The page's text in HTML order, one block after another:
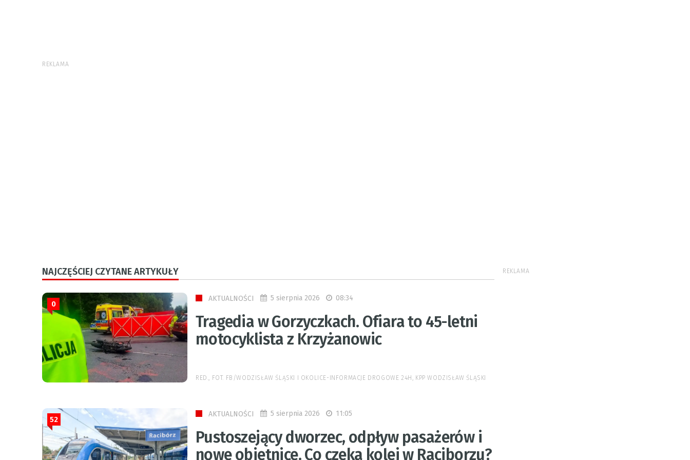
REKLAMA
NAJCZĘŚCIEJ CZYTANE ARTYKUŁY
AKTUALNOŚCI 5 sierpnia 2026 08:34
Tragedia w Gorzyczkach. Ofiara to 45-letni
motocyklista z Krzyżanowic
0
RED., FOT. FB/WODZISŁAW ŚLĄSKI I OKOLICE-INFORMACJE DROGOWE 24H, KPP WODZISŁAW ŚLĄSKI
AKTUALNOŚCI 5 sierpnia 2026 11:05
Pustoszejący dworzec, odpływ pasażerów i
nowe obietnice. Co czeka kolej w Raciborzu?
52
REKLAMA